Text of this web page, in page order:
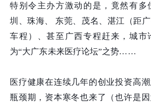
特别令主办方激动的是，竟然有多
圳、珠海、 东莞、茂名、湛江（距
车程）、甚至广西专程赶来，城市
为“大广东未来医疗论坛”之势……
医疗健康在连续几年的创业投资高
瓶颈期，资本寒冬也来了（也许是